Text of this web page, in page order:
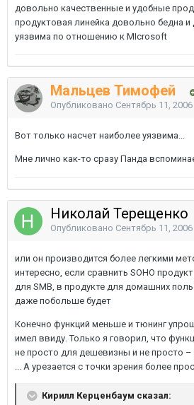
довольно качественные и удобные
продуктовая линейка довольно бедна и
уязвима по отношению к MIcrosoft
Мальцев Тимофей
Опубликовано Сентябрь 11, 2006
Вот только насчет наиболее уязвима...
Мне лично как-то сразу Панда
Николай Терещенко
Опубликовано Сентябрь 11, 2006
или он производится более легкими
интересно, если сравнить SOHO
для SMB, в продукте для домашних
даже побольше будет
Конечно функций меньше и тюнинг
имел ввиду. Только я говорил, что
не просто для дешевизны и не просто
... А урезается с точки зрения более
Кирилл Керценбаум сказал: